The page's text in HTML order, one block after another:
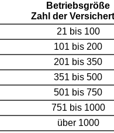
Betriebsgröße
Zahl der
21 bis 100
101 bis 200
201 bis 350
351 bis 500
501 bis 750
751 bis 1000
über 1000